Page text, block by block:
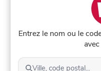
Entrez le nom ou le
Ville, code postal...